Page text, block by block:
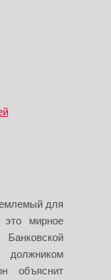
для
мирное
объяснит